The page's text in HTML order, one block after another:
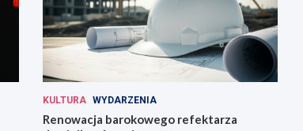
KULTURA WYDARZENIA
Renowacja barokowego refektarza